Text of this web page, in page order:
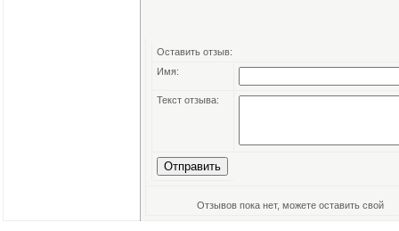
Оставить отзыв:
Имя:
Текст отзыва:
Отправить
Отзывов пока нет, можете оставить свой